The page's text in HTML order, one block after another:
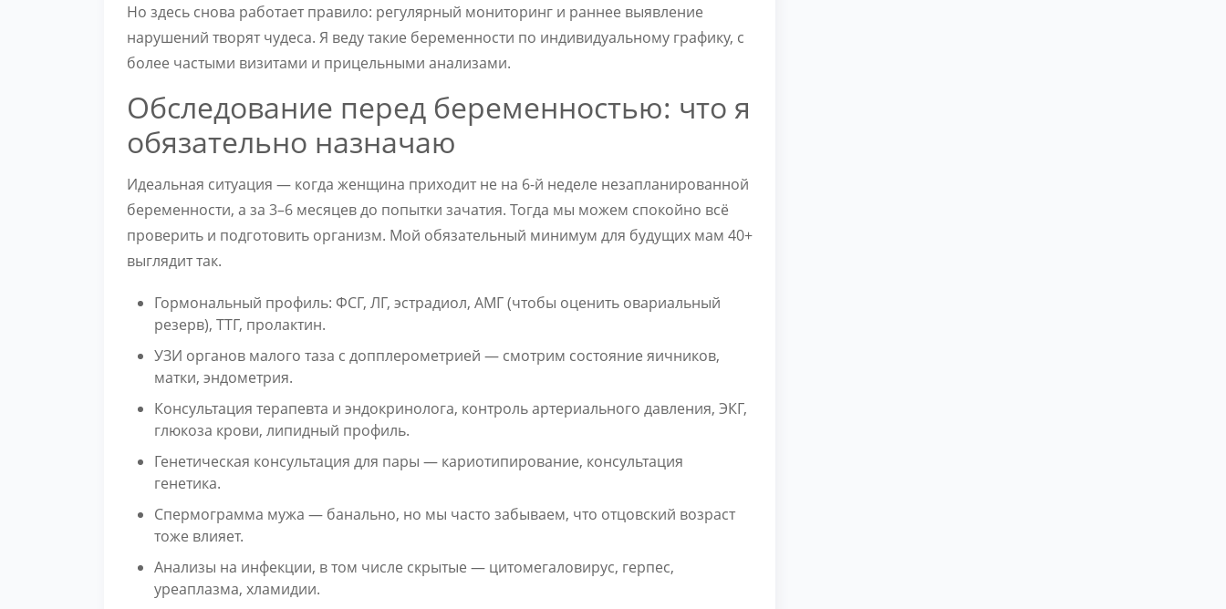
Но здесь снова работает правило: регулярный мониторинг и раннее выявление
нарушений творят чудеса. Я веду такие беременности по индивидуальному графику, с
более частыми визитами и прицельными анализами.
Обследование перед беременностью: что я
обязательно назначаю
Идеальная ситуация — когда женщина приходит не на 6-й неделе незапланированной
беременности, а за 3–6 месяцев до попытки зачатия. Тогда мы можем спокойно всё
проверить и подготовить организм. Мой обязательный минимум для будущих мам 40+
выглядит так.
Гормональный профиль: ФСГ, ЛГ, эстрадиол, АМГ (чтобы оценить овариальный
резерв), ТТГ, пролактин.
УЗИ органов малого таза с допплерометрией — смотрим состояние яичников,
матки, эндометрия.
Консультация терапевта и эндокринолога, контроль артериального давления, ЭКГ,
глюкоза крови, липидный профиль.
Генетическая консультация для пары — кариотипирование, консультация
генетика.
Спермограмма мужа — банально, но мы часто забываем, что отцовский возраст
тоже влияет.
Анализы на инфекции, в том числе скрытые — цитомегаловирус, герпес,
уреаплазма, хламидии.